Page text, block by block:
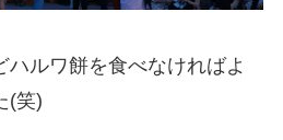
ハルワ餅を食べなければよ
(笑)